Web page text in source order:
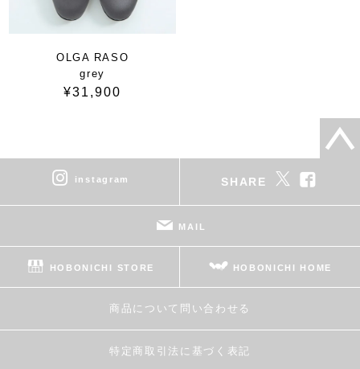
OLGA RASO
grey
¥31,900
instagram SHARE
MAIL
HOBONICHI STORE HOBONICHI HOME
商品について問い合わせる
特定商取引法に基づく表記